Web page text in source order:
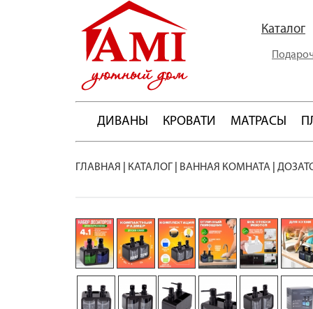
Каталог
ДИВАНЫ КРОВАТИ МАТРАСЫ
ГЛАВНАЯ КАТАЛОГ ВАННАЯ КОМНАТА